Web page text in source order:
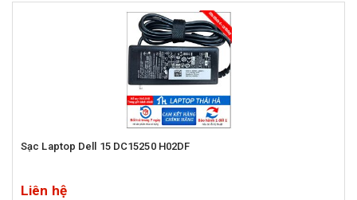
Sạc Laptop Dell 15 DC15250 H02DF
Liên hệ